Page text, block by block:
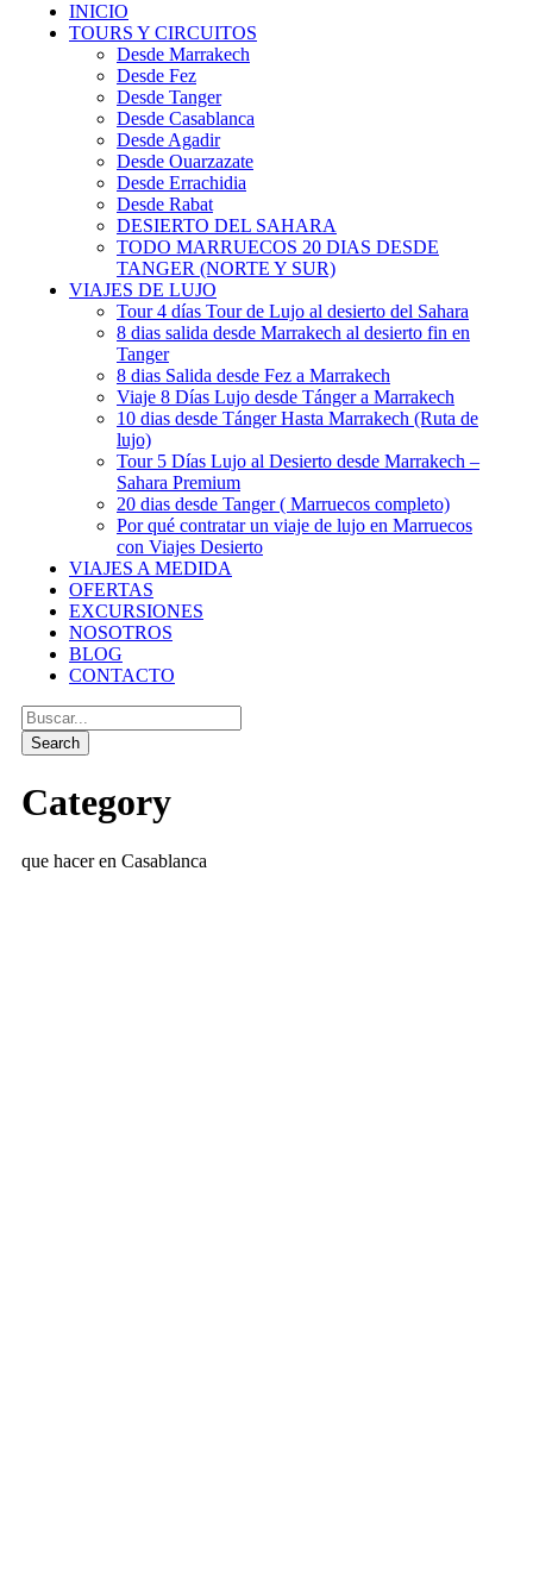
INICIO
TOURS Y CIRCUITOS
Desde Marrakech
Desde Fez
Desde Tanger
Desde Casablanca
Desde Agadir
Desde Ouarzazate
Desde Errachidia
Desde Rabat
DESIERTO DEL SAHARA
TODO MARRUECOS 20 DIAS DESDE
TANGER (NORTE Y SUR)
VIAJES DE LUJO
Tour 4 días Tour de Lujo al desierto del Sahara
8 dias salida desde Marrakech al desierto fin en
Tanger
8 dias Salida desde Fez a Marrakech
Viaje 8 Días Lujo desde Tánger a Marrakech
10 dias desde Tánger Hasta Marrakech (Ruta de
lujo)
Tour 5 Días Lujo al Desierto desde Marrakech –
Sahara Premium
20 dias desde Tanger ( Marruecos completo)
Por qué contratar un viaje de lujo en Marruecos
con Viajes Desierto
VIAJES A MEDIDA
OFERTAS
EXCURSIONES
NOSOTROS
BLOG
CONTACTO
Category
que hacer en Casablanca